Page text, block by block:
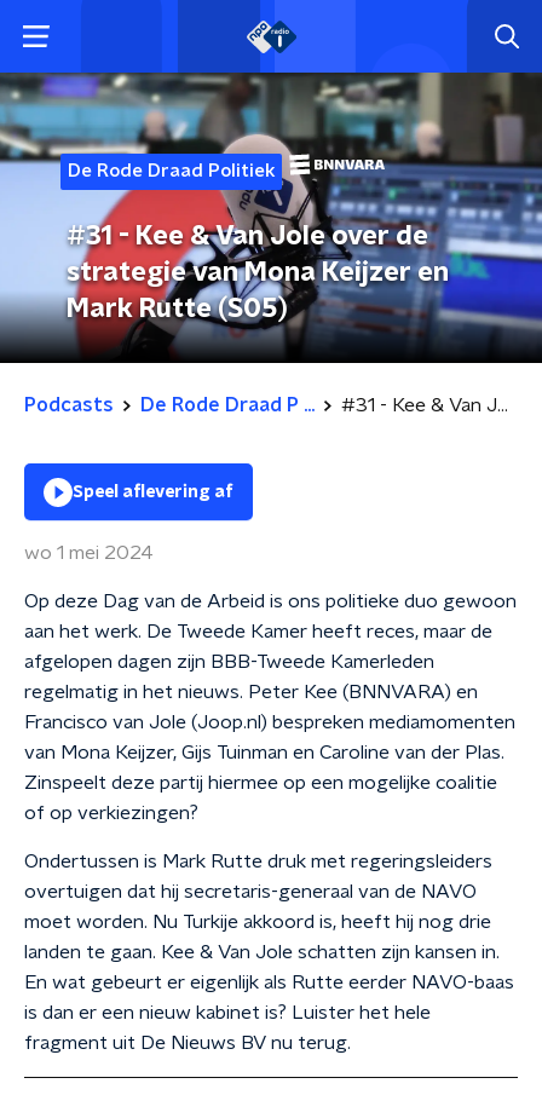
De Rode Draad Politiek
#31 - Kee & Van Jole over de
strategie van Mona Keijzer en
Mark Rutte (S05)
Podcasts De Rode Draad P ... #31 - Kee & Van Jole over de strategie van Mona Keijzer en Mark Rutte (S05)
Speel aflevering af
wo 1 mei 2024
Op deze Dag van de Arbeid is ons politieke duo gewoon
aan het werk. De Tweede Kamer heeft reces, maar de
afgelopen dagen zijn BBB-Tweede Kamerleden
regelmatig in het nieuws. Peter Kee (BNNVARA) en
Francisco van Jole (Joop.nl) bespreken mediamomenten
van Mona Keijzer, Gijs Tuinman en Caroline van der Plas.
Zinspeelt deze partij hiermee op een mogelijke coalitie
of op verkiezingen?
Ondertussen is Mark Rutte druk met regeringsleiders
overtuigen dat hij secretaris-generaal van de NAVO
moet worden. Nu Turkije akkoord is, heeft hij nog drie
landen te gaan. Kee & Van Jole schatten zijn kansen in.
En wat gebeurt er eigenlijk als Rutte eerder NAVO-baas
is dan er een nieuw kabinet is? Luister het hele
fragment uit De Nieuws BV nu terug.